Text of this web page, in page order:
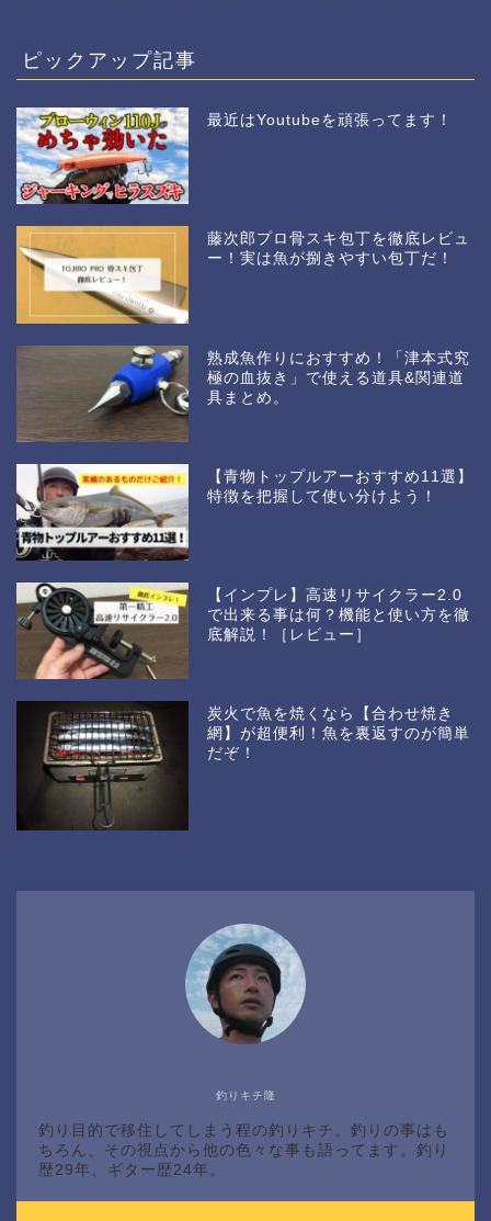
ピックアップ記事
最近はYoutubeを頑張ってます！
藤次郎プロ骨スキ包丁を徹底レビュ
ー！実は魚が捌きやすい包丁だ！
熟成魚作りにおすすめ！「津本式究
極の血抜き」で使える道具&関連道
具まとめ。
【青物トップルアーおすすめ11選】
特徴を把握して使い分けよう！
【インプレ】高速リサイクラー2.0
で出来る事は何？機能と使い方を徹
底解説！［レビュー］
炭火で魚を焼くなら【合わせ焼き
網】が超便利！魚を裏返すのが簡単
だぞ！
釣りキチ隆
釣り目的で移住してしまう程の釣りキチ。釣りの事はも
ちろん、その視点から他の色々な事も語ってます。釣り
歴29年、ギター歴24年。